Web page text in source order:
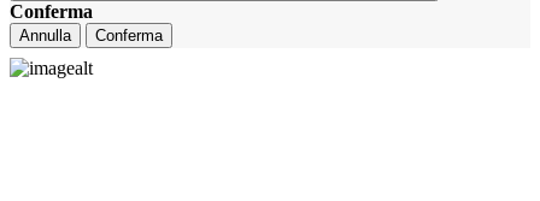
Conferma
Annulla Conferma